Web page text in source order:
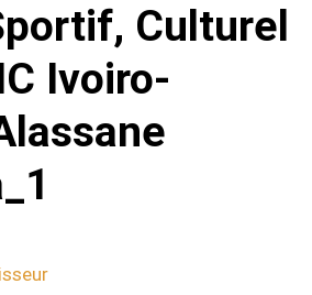
Culturel
Ivoiro-